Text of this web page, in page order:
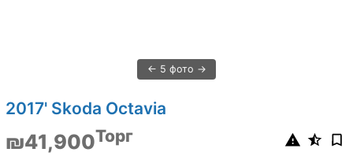
5 фото
2017' Skoda Octavia
₪41,900Торг